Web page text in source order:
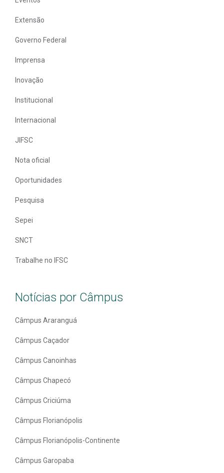
Extensão
Governo Federal
Imprensa
Inovação
Institucional
Internacional
JIFSC
Nota oficial
Oportunidades
Pesquisa
Sepei
SNCT
Trabalhe no IFSC
Notícias por Câmpus
Câmpus Araranguá
Câmpus Caçador
Câmpus Canoinhas
Câmpus Chapecó
Câmpus Criciúma
Câmpus Florianópolis
Câmpus Florianópolis-Continente
Câmpus Garopaba